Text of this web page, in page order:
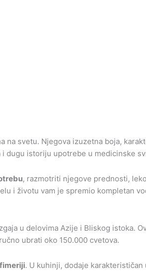
svetu. Njegova izuzetna boja,
dugu istoriju upotrebe u medicinske
, razmotriti njegove prednosti,
i životu vam je spremio kompletan
u delovima Azije i Bliskog istoka.
ubrati oko 150.000 cvetova.
. U kuhinji, dodaje